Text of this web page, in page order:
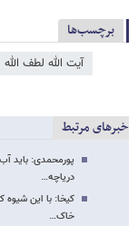
برچسب‌ها
آیت الله لطف
خبرهای مرتبط
پورمحمدی: باید
دریاچه…
کیخا: با این شیوه
خاک…